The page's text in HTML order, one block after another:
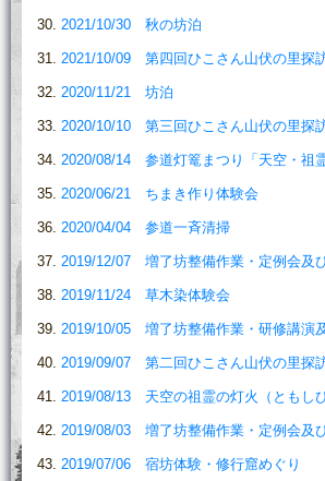
2021/10/30 秋の坊泊
2021/10/09 第四回ひこさん山伏の里探
2020/11/21 坊泊
2020/10/10 第三回ひこさん山伏の里探
2020/08/14 参道灯篭まつり「天空・祖
2020/06/21 ちまき作り体験会
2020/04/04 参道一斉清掃
2019/12/07 増了坊整備作業・定例会及
2019/11/24 草木染体験会
2019/10/05 増了坊整備作業・研修講演
2019/09/07 第二回ひこさん山伏の里探
2019/08/13 天空の祖霊の灯火（ともしび
2019/08/03 増了坊整備作業・定例会及
2019/07/06 宿坊体験・修行窟めぐり